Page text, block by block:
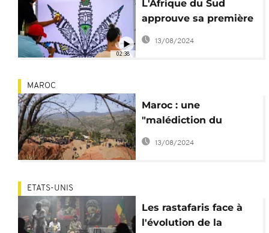
02:38
L'Afrique du Sud
approuve sa première
pharmacie légale de
13/08/2024
MAROC
Maroc : une
"malédiction du
cannabis" autour de la
13/08/2024
ETATS-UNIS
Les rastafaris face à
l'évolution de la